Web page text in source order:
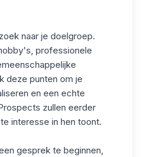
naar je doelgroep.
professionele
deze punten om je
en een echte
zullen eerder
interesse in hen toont.
gesprek te beginnen,